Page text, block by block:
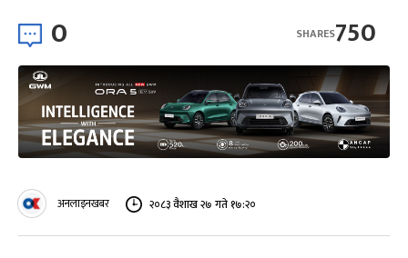
0 750
SHARES
अनलाइनखबर २०८३ वैशाख २७ गते १७:२०